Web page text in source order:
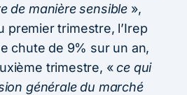
de manière sensible»,
premier trimestre, l’Irep
chute de 9% sur un an,
trimestre, «ce qui
générale du marché